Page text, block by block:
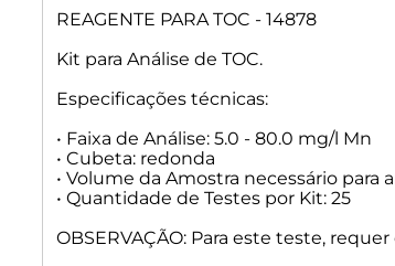
REAGENTE PARA TOC - 14878
Kit para Análise de TOC.
Especificações técnicas:
• Faixa de Análise: 5.0 - 80.0 mg/l Mn
• Cubeta: redonda
• Volume da Amostra necessário para
• Quantidade de Testes por Kit: 25
OBSERVAÇÃO: Para este teste, requer